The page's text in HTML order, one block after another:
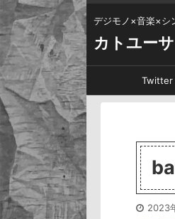
デジモノ×音楽×シ
カトユー
Twitter
2023